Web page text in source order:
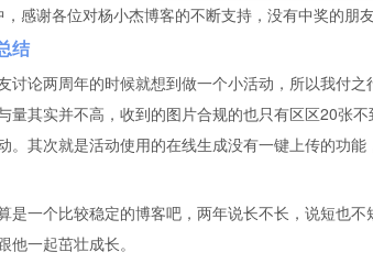
感谢各位对杨小杰博客的不断支持，没有中奖的朋
结
讨论两周年的时候就想到做一个小活动，所以我付
量其实并不高，收到的图片合规的也只有区区20张
。其次就是活动使用的在线生成没有一键上传的功能
是一个比较稳定的博客吧，两年说长不长，说短也
他一起茁壮成长。